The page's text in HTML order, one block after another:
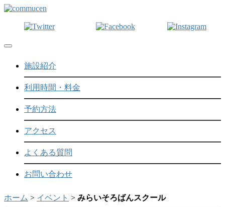
Toggle navigation
施設紹介
利用時間・料金
予約方法
アクセス
よくある質問
お問い合わせ
ホーム > イベント > みらいそろばんスクール